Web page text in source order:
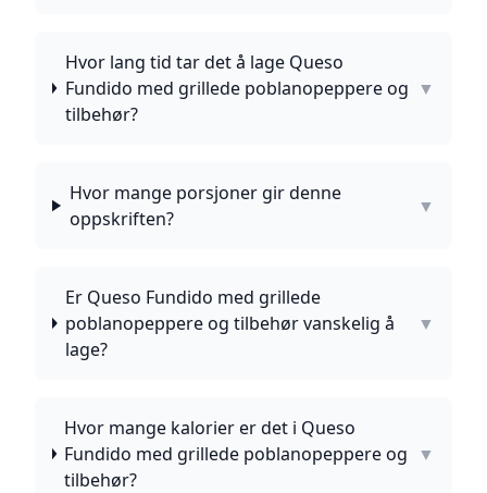
Hvor lang tid tar det å lage Queso
Fundido med grillede poblanopeppere og
tilbehør?
▼
Hvor mange porsjoner gir denne
oppskriften?
▼
Er Queso Fundido med grillede
poblanopeppere og tilbehør vanskelig å
lage?
▼
Hvor mange kalorier er det i Queso
Fundido med grillede poblanopeppere og
tilbehør?
▼